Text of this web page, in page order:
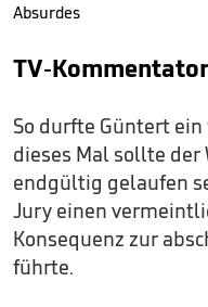
Absurdes
TV-
So durfte Güntert
dieses Mal sollte der
endgültig gelaufen
Jury einen
Konsequenz zur
führte.